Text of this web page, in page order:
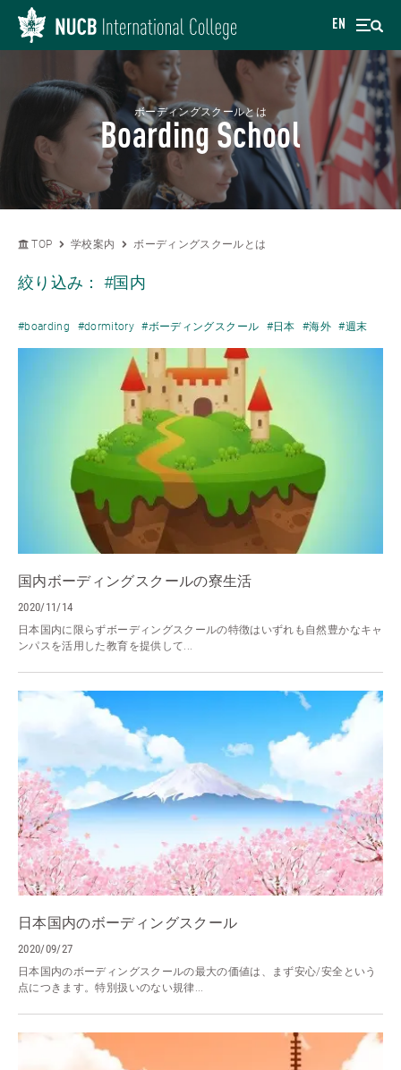
EN
ボーディングスクールとは
Boarding School
TOP 学校案内 ボーディングスクールとは
絞り込み：#国内
#boarding #dormitory #ボーディングスクール #日本 #海外 #週末
国内ボーディングスクールの寮生活
2020/11/14
日本国内に限らずボーディングスクールの特徴はいずれも自然豊かなキャ
ンパスを活用した教育を提供して...
日本国内のボーディングスクール
2020/09/27
日本国内のボーディングスクールの最大の価値は、まず安心/安全という
点につきます。特別扱いのない規律...